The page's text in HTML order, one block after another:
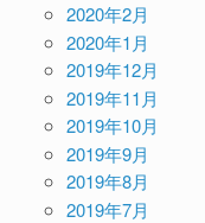
2020年2月
2020年1月
2019年12月
2019年11月
2019年10月
2019年9月
2019年8月
2019年7月